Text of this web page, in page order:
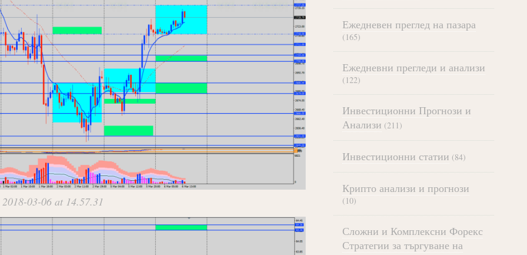
2018-03-06 at 14.57.31
Ежедневен преглед на пазара
(165)
Ежедневни прегледи и анализи
(122)
Инвестиционни Прогнози и
Анализи (211)
Инвестиционни статии (84)
Крипто анализи и прогнози
(10)
Сложни и Комплексни Форекс
Стратегии за търгуване на